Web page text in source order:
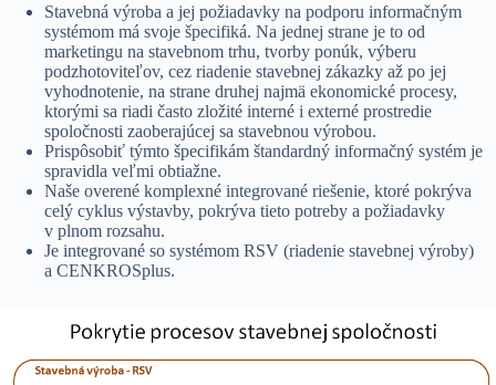
Stavebná výroba a jej požiadavky na podporu informačným
systémom má svoje špecifiká. Na jednej strane je to od
marketingu na stavebnom trhu, tvorby ponúk, výberu
podzhotoviteľov, cez riadenie stavebnej zákazky až po jej
vyhodnotenie, na strane druhej najmä ekonomické procesy,
ktorými sa riadi často zložité interné i externé prostredie
spoločnosti zaoberajúcej sa stavebnou výrobou.
Prispôsobiť týmto špecifikám štandardný informačný systém je
spravidla veľmi obtiažne.
Naše overené komplexné integrované riešenie, ktoré pokrýva
celý cyklus výstavby, pokrýva tieto potreby a požiadavky
v plnom rozsahu.
Je integrované so systémom RSV (riadenie stavebnej výroby)
a CENKROSplus.